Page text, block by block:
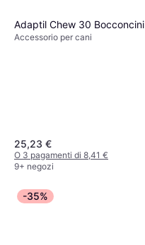
Adaptil Chew 30 Bocconcini
Accessorio per cani
25,23 €
O 3 pagamenti di 8,41 €
9+ negozi
-35%